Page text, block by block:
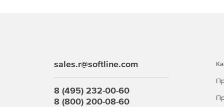
sales.r@softline.com
8 (495) 232-00-60
8 (800) 200-08-60